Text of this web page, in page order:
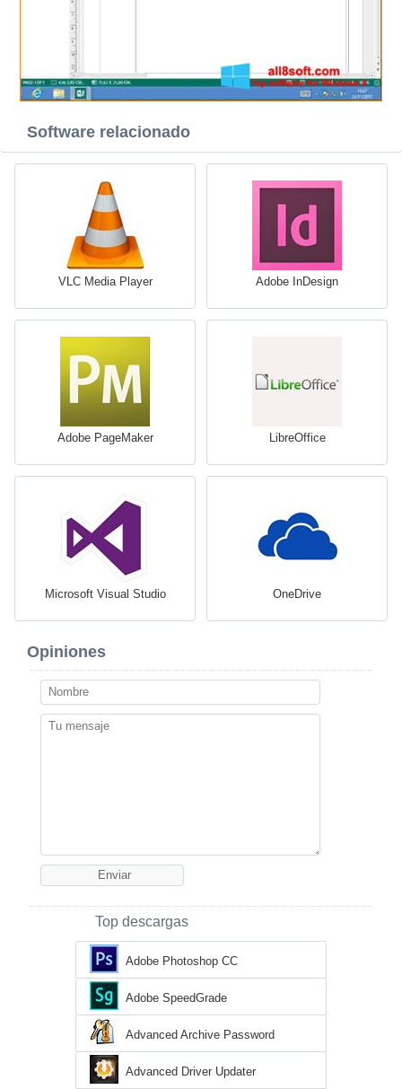
Software relacionado
VLC Media Player Adobe InDesign
Adobe PageMaker LibreOffice
Microsoft Visual Studio OneDrive
Opiniones
Top descargas
Adobe Photoshop CC
Adobe SpeedGrade
Advanced Archive Password
Recovery
Advanced Driver Updater